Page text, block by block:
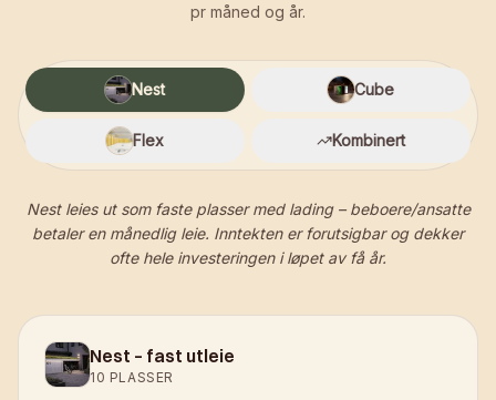
pr måned og år.
Nest Cube
Flex Kombinert
Nest leies ut som faste plasser med lading – beboere/ansatte
betaler en månedlig leie. Inntekten er forutsigbar og dekker
ofte hele investeringen i løpet av få år.
Nest – fast utleie
10 PLASSER